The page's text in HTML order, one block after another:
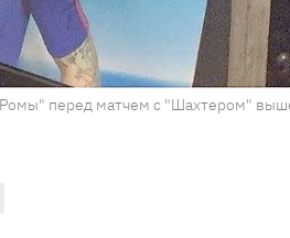
перед матчем с "Шахтером"